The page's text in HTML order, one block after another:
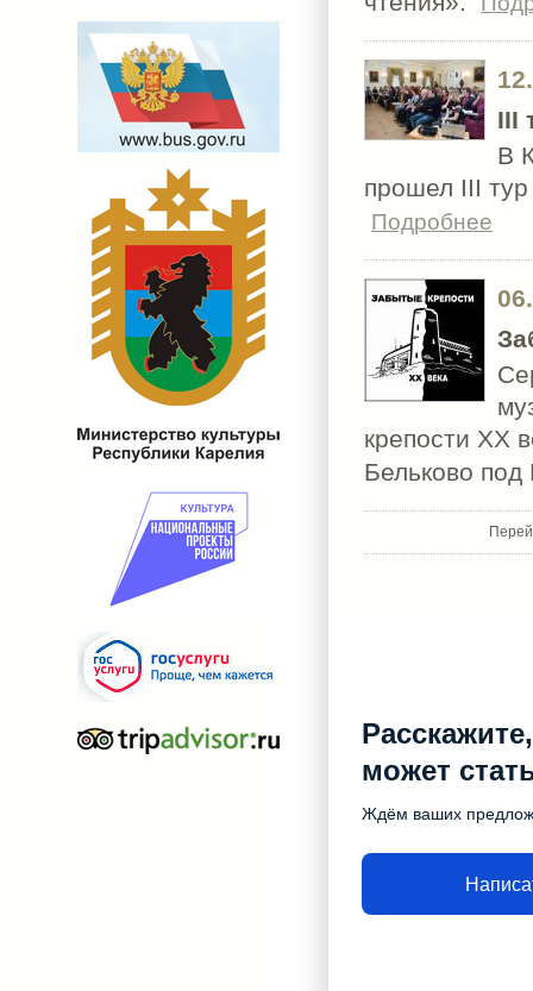
III
В
прошел III
Подробнее
крепости ХХ
Бельково
может
Ждём ваших